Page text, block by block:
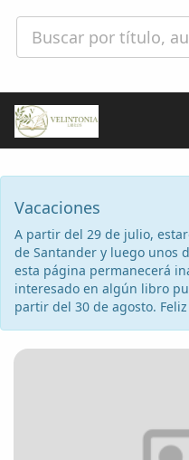
Vacaciones
A partir del 29 de julio,
de Santander y luego unos
esta página permanecerá
interesado en algún libro
partir del 30 de agosto.